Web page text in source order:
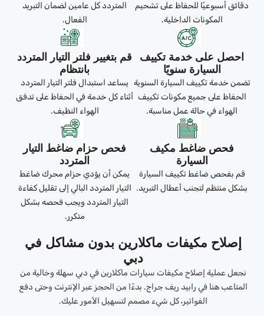
دقائق أسبوعيًا للحفاظ على تشحيم
المكونات الداخلية.
المتردد كل عامين لضمان التبريد
الفعال.
احصل على خدمة تكييف
السيارة سنويًا
تضمن خدمة تكييف السيارة السنوية
الحفاظ على جميع مكونات تكييف
الهواء في حالة عمل مناسبة.
قم بتغيير فلتر التيار المتردد
بانتظام
يساعد استبدال فلتر التيار المتردد
أثناء كل خدمة في الحفاظ على تدفق
الهواء النظيف.
فحص ضاغط مكيف
السيارة
قم بفحص ضاغط تكييف السيارة
بشكل منتظم لتجنب أعطال التبريد.
فحص حزام ضاغط التيار
المتردد
يمكن أن يؤدي حزام محرك ضاغط
التيار المتردد البالي إلى تقليل كفاءة
التيار المتردد ويجب فحصه بشكل
متكرر.
إصلاح مكيفات ماكلارين بدون مشاكل في
دبي
نجعل عملية إصلاح مكيفات سيارات ماكلارين في دبي سهلة وخالية من
المتاعب هنا في رابيد ريف جراج. بدءًا من الحجز عبر الإنترنت وحتى دفع
الفواتير، كل شيء مصمم لتسهيل الأمور عليك.